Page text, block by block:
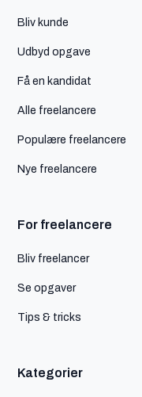
Bliv kunde
Udbyd opgave
Få en kandidat
Alle freelancere
Populære freelancere
Nye freelancere
For freelancere
Bliv freelancer
Se opgaver
Tips & tricks
Kategorier